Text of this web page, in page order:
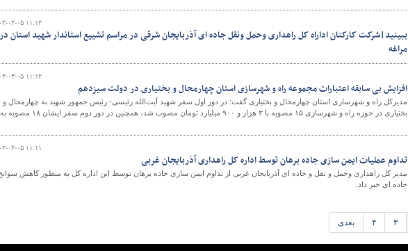
۱۴۰۳-۰۳-۰۵
ببینید|شرکت کارکنان اداراه کل راهداری وحمل ونقل جاده ای آذربایجان شرقی در مراسم تشییع استاندار شهید استان در
مراغه
۱۴۰۳-۰۳-۰۵
افزایش بی سابقه اعتبارات مجموعه راه و شهرسازی استان چهارمحال و بختیاری در دولت سیزدهم
مدیرکل راه و شهرسازی استان چهارمحال و بختیاری گفت: در دور اول سفر شهید آیت‌الله رئیسی- رئیس جمهور شهید به چهارمحال و
بختیاری در حوزه راه و شهرسازی ۱۵ مصوبه با ۳ هزار و ۹۰۰ میلیارد تومان مصوب شد، همچنین در دور دوم سفر ایشان ۱۸ مصوبه به
۱۴۰۳-۰۳-۰۵
تداوم عملیات ایمن سازی جاده برهان توسط اداره کل راهداری آذربایجان غربی
مدیر کل راهداری وحمل و نقل و جاده ای آذربایجان غربی از تداوم ایمن سازی جاده برهان توسط این اداره کل به منظور کاهش
جاده ای خبر داد.
۳ ۴ بعدی